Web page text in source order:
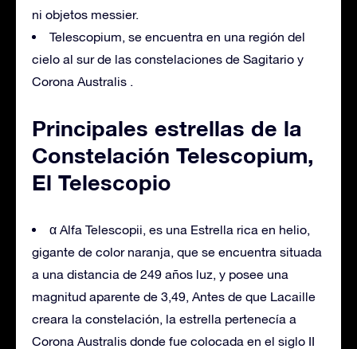
ni objetos messier.
Telescopium, se encuentra en una región del
cielo al sur de las constelaciones de Sagitario y
Corona Australis .
Principales estrellas de la
Constelación Telescopium,
El Telescopio
α Alfa Telescopii, es una Estrella rica en helio,
gigante de color naranja, que se encuentra situada
a una distancia de 249 años luz, y posee una
magnitud aparente de 3,49, Antes de que Lacaille
creara la constelación, la estrella pertenecía a
Corona Australis donde fue colocada en el siglo II